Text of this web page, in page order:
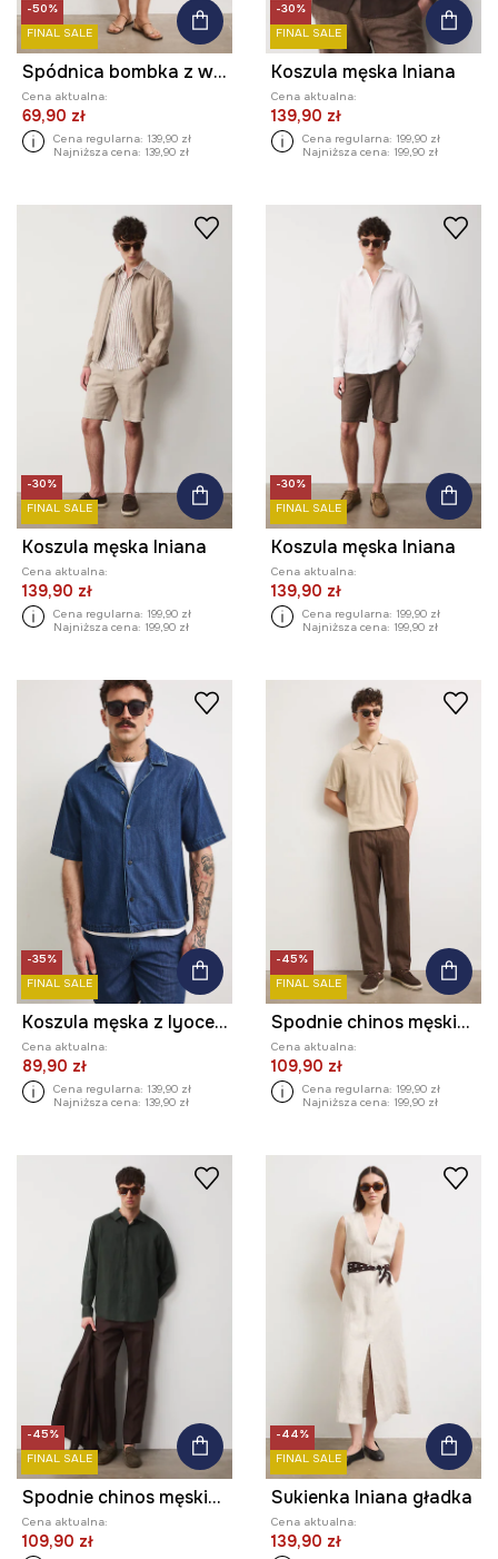
-50%
FINAL SALE
Spódnica bombka z wiskozą
Cena aktualna:
69,90 zł
Cena regularna: 139,90 zł
Najniższa cena: 139,90 zł
-30%
FINAL SALE
Koszula męska lniana
Cena aktualna:
139,90 zł
Cena regularna: 199,90 zł
Najniższa cena: 199,90 zł
-30%
FINAL SALE
Koszula męska lniana
Cena aktualna:
139,90 zł
Cena regularna: 199,90 zł
Najniższa cena: 199,90 zł
-30%
FINAL SALE
Koszula męska lniana
Cena aktualna:
139,90 zł
Cena regularna: 199,90 zł
Najniższa cena: 199,90 zł
-35%
FINAL SALE
Koszula męska z lyocellem z efektem sprania
Cena aktualna:
89,90 zł
Cena regularna: 139,90 zł
Najniższa cena: 139,90 zł
-45%
FINAL SALE
Spodnie chinos męskie lniane
Cena aktualna:
109,90 zł
Cena regularna: 199,90 zł
Najniższa cena: 199,90 zł
-45%
FINAL SALE
Spodnie chinos męskie lniane gładkie
Cena aktualna:
109,90 zł
-44%
FINAL SALE
Sukienka lniana gładka
Cena aktualna:
139,90 zł